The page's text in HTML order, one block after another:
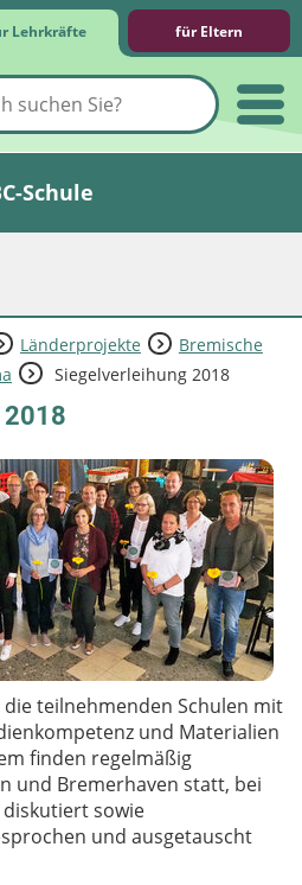
Lehrkräfte für Eltern
Schule
Länderprojekte
Bremische
Siegelverleihung 2018
teilnehmenden Schulen mit
und Materialien
finden regelmäßig
und Bremerhaven statt, bei
sowie
und ausgetauscht